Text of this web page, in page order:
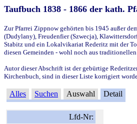
Taufbuch 1838 - 1866 der kath.
Zur Pfarrei Zippnow gehörten bis 1945 außer
(Dudylany), Freudenfier (Szwecja),
Stabitz und ein Lokalvikariat Rederitz mit der
diesen Gemeinden - wohl noch aus
Autor dieser Abschrift ist der gebürtige
Kirchenbuch, sind in dieser Liste korrigiert
Alles Suchen Auswahl Detail
Lfd-Nr: